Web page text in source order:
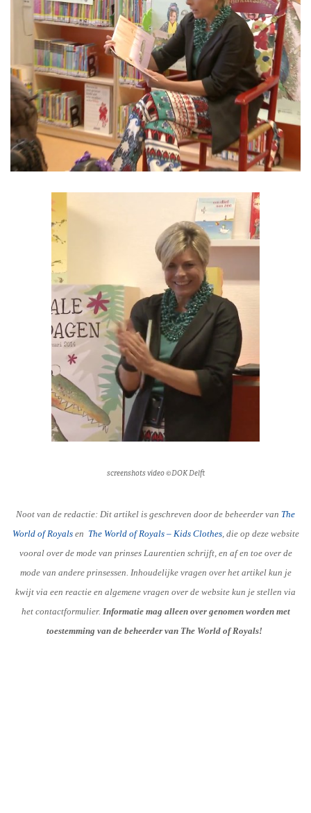
screenshots video ©DOK Delft
Noot van de redactie: Dit artikel is geschreven door de beheerder van The
World of Royalsen The World of Royals – Kids Clothes, die op deze website
vooral over de mode van prinses Laurentien schrijft, en af en toe over de
mode van andere prinsessen. Inhoudelijke vragen over het artikel kun je
kwijt via een reactie en algemene vragen over de website kun je stellen via
het contactformulier. Informatie mag alleen over genomen worden met
toestemming van de beheerder van The World of Royals!